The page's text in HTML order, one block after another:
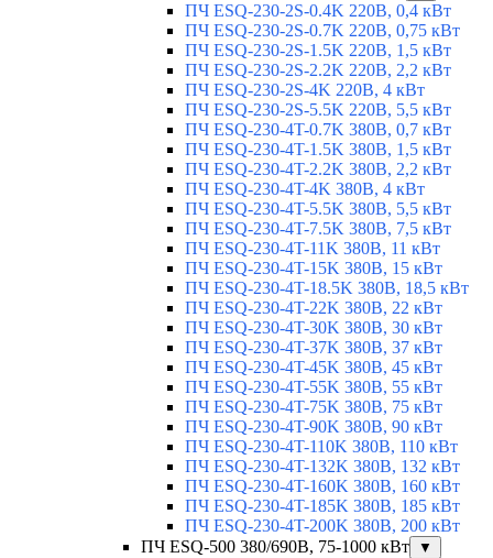
ПЧ ESQ-230-2S-0.4K 220В, 0,4 кВт
ПЧ ESQ-230-2S-0.7K 220В, 0,75 кВт
ПЧ ESQ-230-2S-1.5K 220В, 1,5 кВт
ПЧ ESQ-230-2S-2.2K 220В, 2,2 кВт
ПЧ ESQ-230-2S-4K 220В, 4 кВт
ПЧ ESQ-230-2S-5.5K 220В, 5,5 кВт
ПЧ ESQ-230-4T-0.7K 380В, 0,7 кВт
ПЧ ESQ-230-4T-1.5K 380В, 1,5 кВт
ПЧ ESQ-230-4T-2.2K 380В, 2,2 кВт
ПЧ ESQ-230-4T-4K 380В, 4 кВт
ПЧ ESQ-230-4T-5.5K 380В, 5,5 кВт
ПЧ ESQ-230-4T-7.5K 380В, 7,5 кВт
ПЧ ESQ-230-4T-11K 380В, 11 кВт
ПЧ ESQ-230-4T-15K 380В, 15 кВт
ПЧ ESQ-230-4T-18.5K 380В, 18,5 кВт
ПЧ ESQ-230-4T-22K 380В, 22 кВт
ПЧ ESQ-230-4T-30K 380В, 30 кВт
ПЧ ESQ-230-4T-37K 380В, 37 кВт
ПЧ ESQ-230-4T-45K 380В, 45 кВт
ПЧ ESQ-230-4T-55K 380В, 55 кВт
ПЧ ESQ-230-4T-75K 380В, 75 кВт
ПЧ ESQ-230-4T-90K 380В, 90 кВт
ПЧ ESQ-230-4T-110K 380В, 110 кВт
ПЧ ESQ-230-4T-132K 380В, 132 кВт
ПЧ ESQ-230-4T-160K 380В, 160 кВт
ПЧ ESQ-230-4T-185K 380В, 185 кВт
ПЧ ESQ-230-4T-200K 380В, 200 кВт
ПЧ ESQ-500 380/690В, 75-1000 кВт
▼